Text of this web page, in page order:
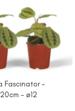
Fascinator –
– ø12